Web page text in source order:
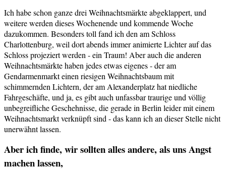
Ich habe schon ganze drei Weihnachtsmärkte abgeklappert, und
weitere werden dieses Wochenende und kommende Woche
dazukommen. Besonders toll fand ich den am Schloss
Charlottenburg, weil dort abends immer animierte Lichter auf das
Schloss projeziert werden - ein Traum! Aber auch die anderen
Weihnachtsmärkte haben jedes etwas eigenes - der am
Gendarmenmarkt einen riesigen Weihnachtsbaum mit
schimmernden Lichtern, der am Alexanderplatz hat niedliche
Fahrgeschäfte, und ja, es gibt auch unfassbar traurige und völlig
unbegreifliche Geschehnisse, die gerade in Berlin leider mit einem
Weihnachtsmarkt verknüpft sind - das kann ich an dieser Stelle nicht
unerwähnt lassen.
Aber ich finde, wir sollten alles andere, als uns Angst
machen lassen,